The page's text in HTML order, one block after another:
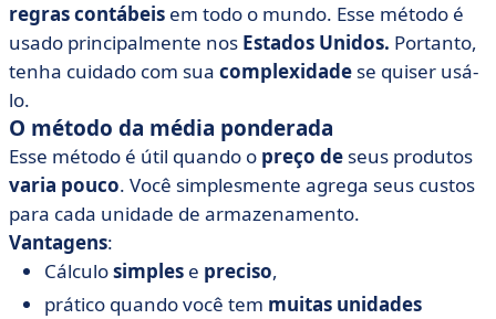
regras contábeis em todo o mundo. Esse método é
usado principalmente nos Estados Unidos. Portanto,
tenha cuidado com sua complexidade se quiser usá-
lo.
O método da média ponderada
Esse método é útil quando o preço de seus produtos
varia pouco. Você simplesmente agrega seus custos
para cada unidade de armazenamento.
Vantagens:
Cálculosimples e preciso,
prático quando você tem muitas unidades